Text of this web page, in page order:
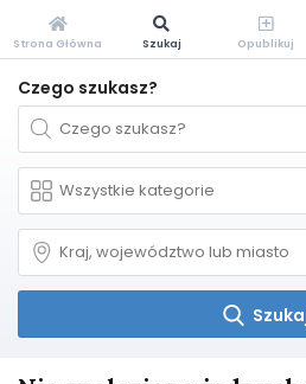
Czego szukasz?
Strona Główna Szukaj Opublikuj